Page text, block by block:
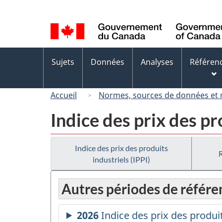
de
la
langue
des
Sujets Données Analyses
Accueil Normes, sources de données et
Indice des prix des
Indice des prix des produits
industriels (IPPI)
Autres périodes de